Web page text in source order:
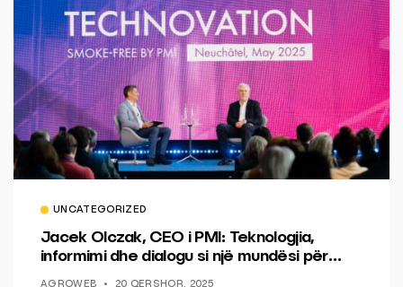
UNCATEGORIZED
Jacek Olczak, CEO i PMI: Teknologjia,
informimi dhe dialogu si një mundësi për
AGROWEB 20 QERSHOR, 2025